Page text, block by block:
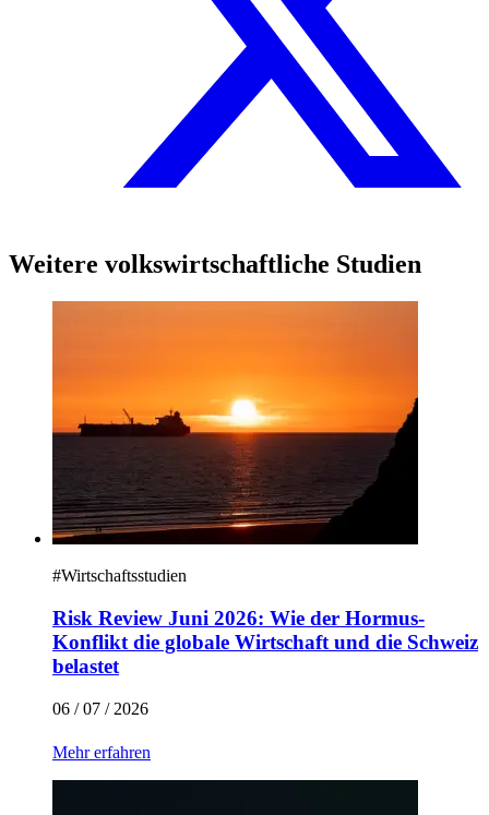
Weitere volkswirtschaftliche Studien
#Wirtschaftsstudien
Risk Review Juni 2026: Wie der Hormus-
Konflikt die globale Wirtschaft und die Schweiz
belastet
06 / 07 / 2026
Mehr erfahren